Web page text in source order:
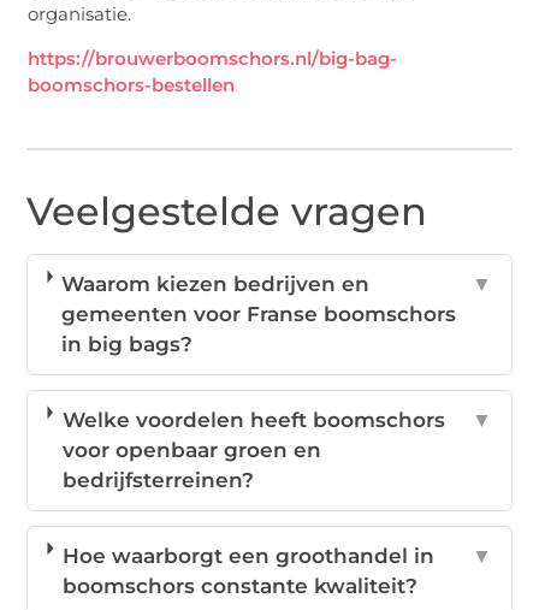
organisatie.
https://brouwerboomschors.nl/big-bag-
boomschors-bestellen
Veelgestelde vragen
Waarom kiezen bedrijven en
gemeenten voor Franse boomschors
in big bags?
▼
Welke voordelen heeft boomschors
voor openbaar groen en
bedrijfsterreinen?
▼
Hoe waarborgt een groothandel in
boomschors constante kwaliteit?
▼